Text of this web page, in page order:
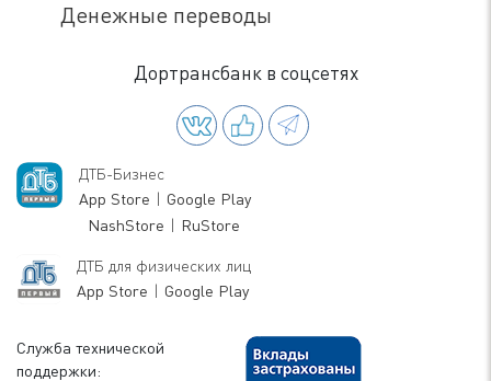
Денежные переводы
Дортрансбанк в соцсетях
ДТБ-Бизнес
App Store | Google Play
NashStore | RuStore
ДТБ для физических лиц
App Store | Google Play
Служба технической
поддержки: